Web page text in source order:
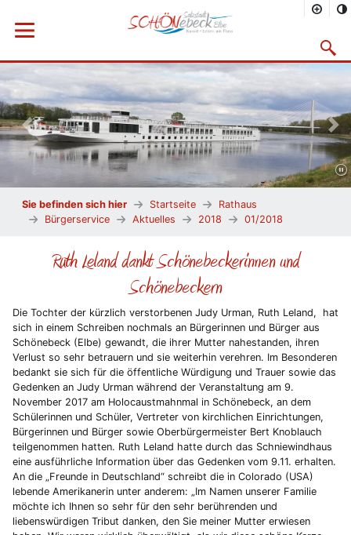
Menü öffnen
Vorheriges Bild
Sie befinden sich hier Startseite
Rathaus
Bürgerservice
Aktuelles 2018 01/2018
Ruth Leland dankt Schönebeckerinnen und
Schönebeckern
Die Tochter der kürzlich verstorbenen Judy Urman, Ruth Leland, hat
sich in einem Schreiben nochmals an Bürgerinnen und Bürger aus
Schönebeck (Elbe) gewandt, die ihrer Mutter nahestanden, ihren
Verlust so sehr betrauern und sie weiterhin verehren. Im Besonderen
bedankt sie sich für die öffentliche Würdigung und Trauer sowie das
Gedenken an Judy Urman während der Veranstaltung am 9.
November 2017 am Holocaustmahnmal in Schönebeck, an dem
Schülerinnen und Schüler, Vertreter von kirchlichen Einrichtungen,
Bürgerinnen und Bürger sowie Oberbürgermeister Bert Knoblauch
teilgenommen hatten. Ruth Leland hatte durch das Schniewindhaus
eine ausführliche Information über das Gedenken vom 9.11. erhalten.
An die „Freunde in Deutschland“ schreibt die in Colorado (USA)
lebende Amerikanerin unter anderem: „Im Namen unserer Familie
möchte ich Ihnen so sehr für den sehr berührenden und
liebenswürdigen Tribut danken, den Sie meiner Mutter erwiesen